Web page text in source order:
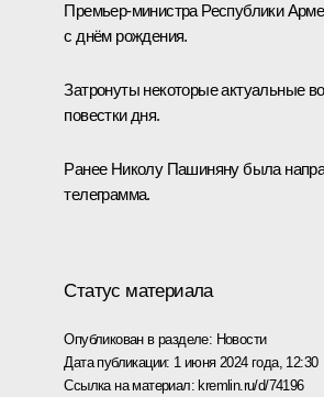
Премьер-министра Республики
с днём рождения.
Затронуты некоторые актуальные
повестки дня.
Ранее Николу Пашиняну была
телеграмма.
Статус материала
Опубликован в разделе: Новости
Дата публикации: 1 июня 2024 года, 12:30
Ссылка на материал:kremlin.ru/d/74196